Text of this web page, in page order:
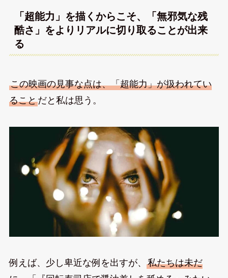
「超能力」を描くからこそ、「無邪気な残
酷さ」をよりリアルに切り取ることが出来
る
この映画の見事な点は、「超能力」が扱われてい
ることだと私は思う。
例えば、少し卑近な例を出すが、 私たちは未だ